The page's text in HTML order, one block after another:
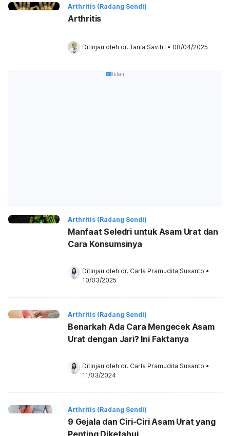
Arthritis (Radang Sendi)
Arthritis
Ditinjau oleh dr. Tania Savitri • 08/04/2025
Iklan
Arthritis (Radang Sendi)
Manfaat Seledri untuk Asam Urat dan
Cara Konsumsinya
Ditinjau oleh dr. Carla Pramudita Susanto •
10/03/2025
Arthritis (Radang Sendi)
Benarkah Ada Cara Mengecek Asam
Urat dengan Jari? Ini Faktanya
Ditinjau oleh dr. Carla Pramudita Susanto •
11/03/2024
Arthritis (Radang Sendi)
9 Gejala dan Ciri-Ciri Asam Urat yang
Penting Diketahui